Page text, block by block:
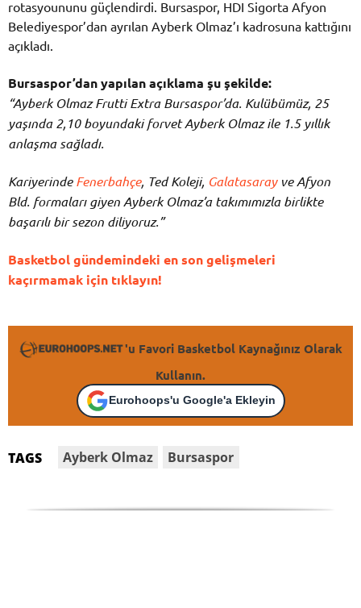
rotasyoununu güçlendirdi. Bursaspor, HDI Sigorta Afyon
Belediyespor’dan ayrılan Ayberk Olmaz’ı kadrosuna kattığını
açıkladı.
Bursaspor’dan yapılan açıklama şu şekilde:
“Ayberk Olmaz Frutti Extra Bursaspor’da. Kulübümüz, 25
yaşında 2,10 boyundaki forvet Ayberk Olmaz ile 1.5 yıllık
anlaşma sağladı.
KariyerindeFenerbahçe, Ted Koleji, Galatasarayve Afyon
Bld. formaları giyen Ayberk Olmaz’a takımımızla birlikte
başarılı bir sezon diliyoruz.”
Basketbol gündemindeki en son gelişmeleri
kaçırmamak için tıklayın!
'u Favori Basketbol Kaynağınız Olarak
Kullanın.
Eurohoops'u Google'a Ekleyin
TAGS Ayberk Olmaz Bursaspor